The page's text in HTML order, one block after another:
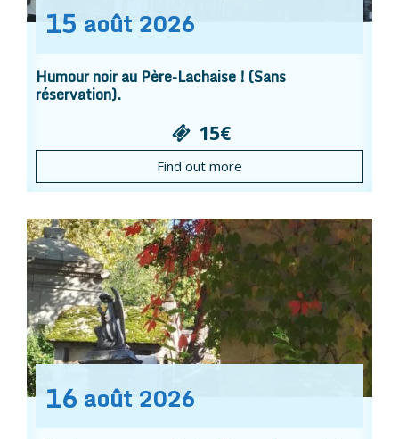
15 août 2026
Humour noir au Père-Lachaise ! (Sans
réservation).
15€
Find out more
16 août 2026